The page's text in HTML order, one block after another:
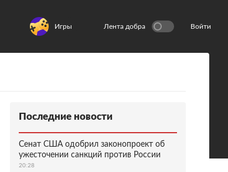
Игры Лента добра Войти
Последние новости
Сенат США одобрил законопроект об
ужесточении санкций против России
20:28